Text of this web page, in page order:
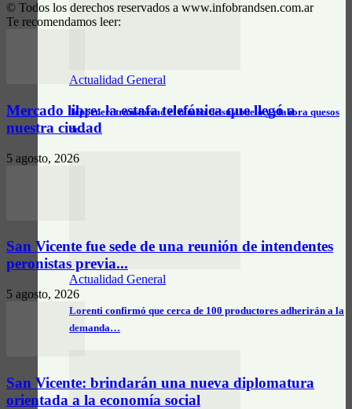
Actualidad General
Jeppener: transformó el tambo de su abuelo y elabora quesos
de…
Actualidad General
Lorenti confirmó que cerca de 100 productores adherirán a la
demanda…
© Todos los derechos reservados a www.infobrandsen.com.ar
Te recomendamos leer:
Mercado libre: la estafa telefónica que llegó a
nuestra ciudad
5 agosto, 2026
San Vicente fue sede de una reunión de intendentes
peronistas previa...
5 agosto, 2026
San Vicente: brindarán una nueva diplomatura
orientada a la economía social